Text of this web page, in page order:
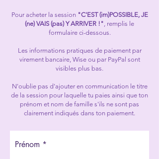
Pour acheter la session "C'EST (im)POSSIBLE, JE
(ne) VAIS (pas) Y ARRIVER !", remplis le
formulaire ci-dessous.
Les informations pratiques de paiement par
virement bancaire, Wise ou par PayPal sont
visibles plus bas.
N'oublie pas d'ajouter en communication le titre
de la session pour laquelle tu paies ainsi que ton
prénom et nom de famille s'ils ne sont pas
clairement indiqués dans ton paiement.
Prénom